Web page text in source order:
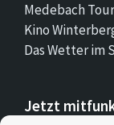
Medebach
Kino
Das Wetter im
Jetzt